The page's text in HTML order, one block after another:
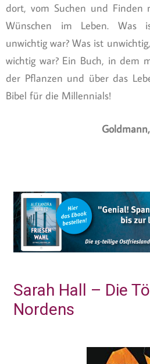
dort, vom Suchen und Finden
Wünschen im Leben. Was
unwichtig war? Was ist
wichtig war? Ein Buch, in dem
der Pflanzen und über das
Bibel für die Millennials!
Sarah Hall – Die
Nordens